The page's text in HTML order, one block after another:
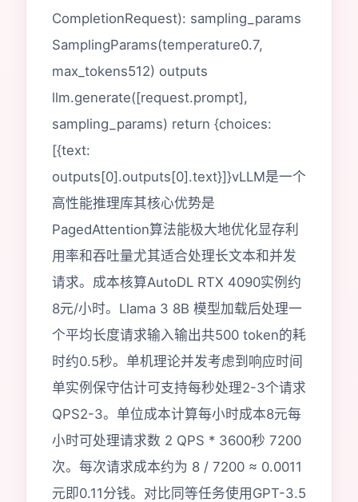
CompletionRequest): sampling_params
SamplingParams(temperature0.7,
max_tokens512) outputs
llm.generate([request.prompt],
sampling_params) return {choices:
[{text:
outputs[0].outputs[0].text}]}vLLM是一个
高性能推理库其核心优势是
PagedAttention算法能极大地优化显存利
用率和吞吐量尤其适合处理长文本和并发
请求。成本核算AutoDL RTX 4090实例约
8元/小时。Llama 3 8B 模型加载后处理一
个平均长度请求输入输出共500 token的耗
时约0.5秒。单机理论并发考虑到响应时间
单实例保守估计可支持每秒处理2-3个请求
QPS2-3。单位成本计算每小时成本8元每
小时可处理请求数 2 QPS * 3600秒 7200
次。每次请求成本约为 8 / 7200 ≈ 0.0011
元即0.11分钱。对比同等任务使用GPT-3.5